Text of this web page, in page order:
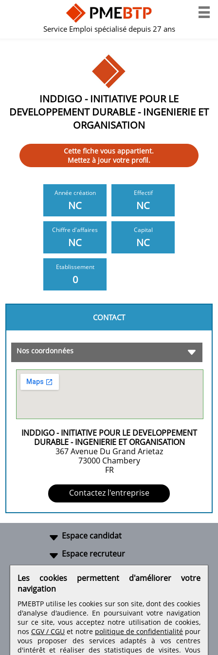
Service Emploi spécialisé depuis 27 ans
INDDIGO - INITIATIVE POUR LE
DEVELOPPEMENT DURABLE - INGENIERIE ET
ORGANISATION
Cette fiche vous appartient.
Mettez à jour votre profil.
Année création
NC
Effectif
NC
Chiffre d'affaires
NC
Capital
NC
Etablissement
0
CONTACT
Nos coordonnées
INDDIGO - INITIATIVE POUR LE DEVELOPPEMENT
DURABLE - INGENIERIE ET ORGANISATION
367 Avenue Du Grand Arietaz
73000 Chambery
FR
Contactez l'entreprise
Espace candidat
Espace recruteur
Retrouvez-nous sur les réseaux sociaux
Les cookies permettent d'améliorer votre
navigation
PMEBTP utilise les cookies sur son site, dont des cookies
d'analyse d'audience. En poursuivant votre navigation
sur ce site, vous acceptez notre utilisation de cookies,
nos CGV / CGU et notre politique de confidentialité pour
vous proposer des services adaptés à vos centres
d'intérêt et réaliser des statistiques de visites.Vous